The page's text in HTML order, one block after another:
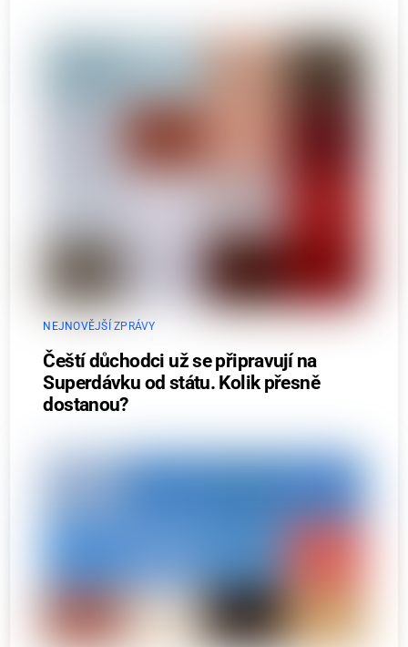
NEJNOVĚJŠÍ ZPRÁVY
Čeští důchodci už se připravují na
Superdávku od státu. Kolik přesně
dostanou?